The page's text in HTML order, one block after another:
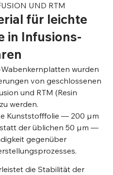
UND RTM
für leichte
in Infusions-
wurden
von geschlossenen
und RTM (Resin
werden.
Kunststofffolie — 200 µm
der üblichen 50 µm —
gegenüber
die Stabilität der